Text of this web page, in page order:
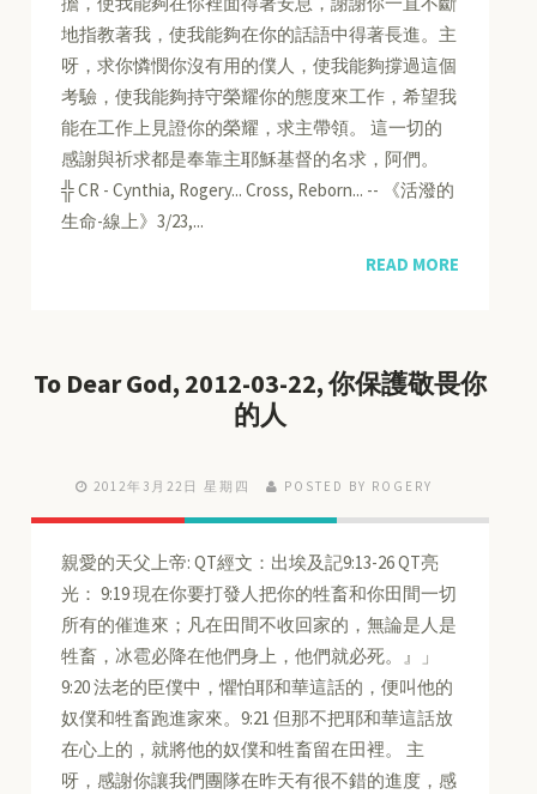
地指教著我，使我能夠在你的話語中得著長進。主
呀，求你憐憫你沒有用的僕人，使我能夠撐過這個
考驗，使我能夠持守榮耀你的態度來工作，希望我
能在工作上見證你的榮耀，求主帶領。 這一切的
感謝與祈求都是奉靠主耶穌基督的名求，阿們。
╬ CR - Cynthia, Rogery... Cross, Reborn... -- 《活潑的
生命-線上》3/23,...
READ MORE
To Dear God, 2012-03-22, 你保護敬畏你
的人
2012年3月22日 星期四 POSTED BY ROGERY
親愛的天父上帝: QT經文：出埃及記9:13-26 QT亮
光： 9:19 現在你要打發人把你的牲畜和你田間一切
所有的催進來；凡在田間不收回家的，無論是人是
牲畜，冰雹必降在他們身上，他們就必死。』」
9:20 法老的臣僕中，懼怕耶和華這話的，便叫他的
奴僕和牲畜跑進家來。9:21 但那不把耶和華這話放
在心上的，就將他的奴僕和牲畜留在田裡。 主
呀，感謝你讓我們團隊在昨天有很不錯的進度，感